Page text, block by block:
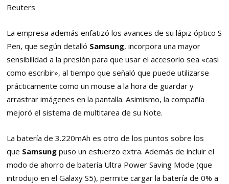
Reuters
La empresa además enfatizó los avances de su lápiz óptico S
Pen, que según detalló Samsung, incorpora una mayor
sensibilidad a la presión para que usar el accesorio sea «casi
como escribir», al tiempo que señaló que puede utilizarse
prácticamente como un mouse a la hora de guardar y
arrastrar imágenes en la pantalla. Asimismo, la compañía
mejoró el sistema de multitarea de su Note.
La batería de 3.220mAh es otro de los puntos sobre los
que Samsung puso un esfuerzo extra. Además de incluir el
modo de ahorro de batería Ultra Power Saving Mode (que
introdujo en el Galaxy S5), permite cargar la batería de 0% a